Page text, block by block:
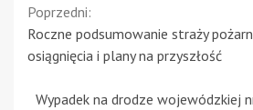
Continue
Reading
Poprzedni:
Roczne podsumowanie straży
osiągnięcia i plany na przyszłość
Wypadek na drodze wojewódzkiej